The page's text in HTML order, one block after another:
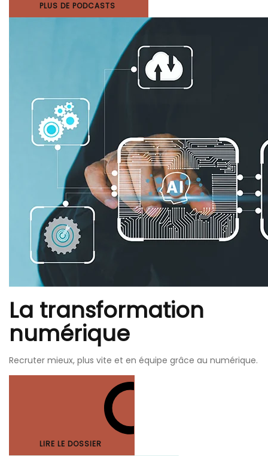
PLUS DE PODCASTS
La transformation
numérique
Recruter mieux, plus vite et en équipe grâce au numérique.
LIRE LE DOSSIER